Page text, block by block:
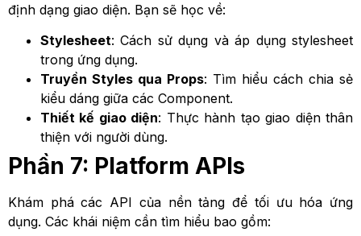
định dạng giao diện. Bạn sẽ học về:
Stylesheet: Cách sử dụng và áp dụng stylesheet
trong ứng dụng.
Truyền Styles qua Props: Tìm hiểu cách chia sẻ
kiểu dáng giữa các Component.
Thiết kế giao diện: Thực hành tạo giao diện thân
thiện với người dùng.
Phần 7: Platform APIs
Khám phá các API của nền tảng để tối ưu hóa ứng
dụng. Các khái niệm cần tìm hiểu bao gồm: